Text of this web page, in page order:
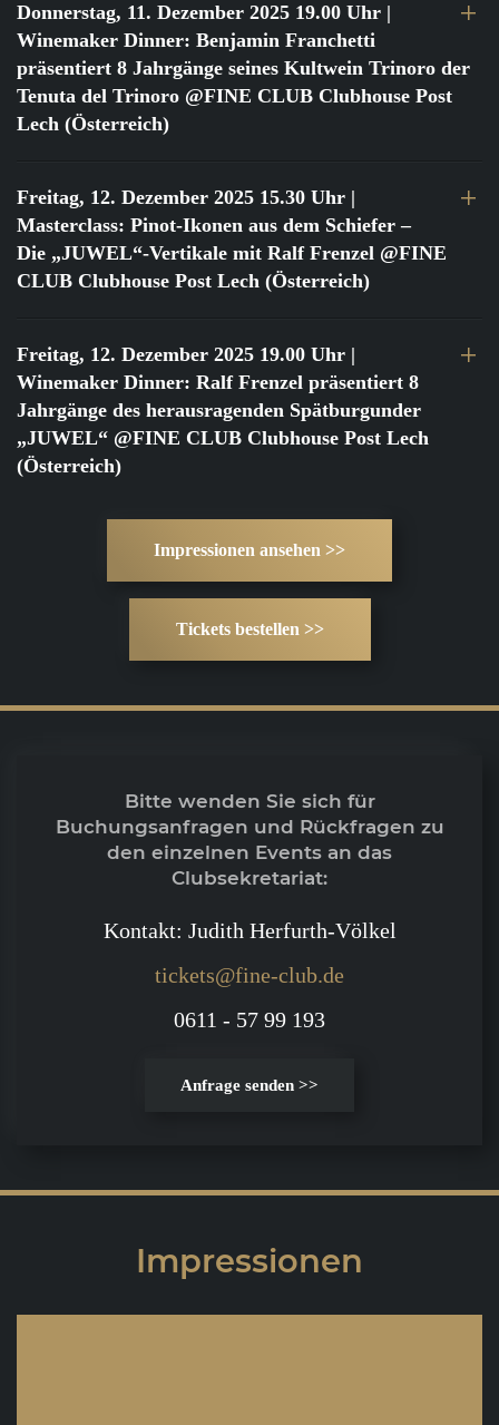
Donnerstag, 11. Dezember 2025 19.00 Uhr |
Winemaker Dinner: Benjamin Franchetti
präsentiert 8 Jahrgänge seines Kultwein Trinoro der
Tenuta del Trinoro @FINE CLUB Clubhouse Post
Lech (Österreich)
Freitag, 12. Dezember 2025 15.30 Uhr |
Masterclass: Pinot-Ikonen aus dem Schiefer –
Die „JUWEL“-Vertikale mit Ralf Frenzel @FINE
CLUB Clubhouse Post Lech (Österreich)
Freitag, 12. Dezember 2025 19.00 Uhr |
Winemaker Dinner: Ralf Frenzel präsentiert 8
Jahrgänge des herausragenden Spätburgunder
„JUWEL“ @FINE CLUB Clubhouse Post Lech
(Österreich)
Impressionen ansehen >>
Tickets bestellen >>
Bitte wenden Sie sich für
Buchungsanfragen und Rückfragen zu
den einzelnen Events an das
Clubsekretariat:
Kontakt: Judith Herfurth-Völkel
tickets@fine-club.de
0611 - 57 99 193
Anfrage senden >>
Impressionen